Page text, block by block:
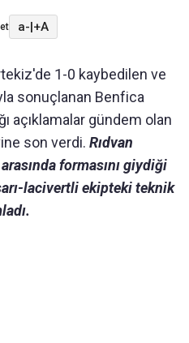
a-|+A
1-0 kaybedilen ve
sonuçlanan Benfica
açıklamalar gündem olan
son verdi. Rıdvan
formasını giydiği
lacivertli ekipteki teknik